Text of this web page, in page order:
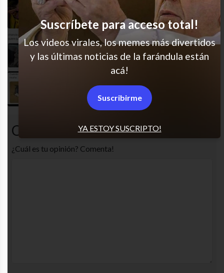
Ese momento glorioso
Pobrecito, dejalo jugar
El cansancio como estilo de vida
Comentarios
¿Cuál es tu opinión? Comenta!
YA ESTOY SUSCRIPTO!
Suscríbete para acceso total!
Los videos virales, los memes más divertidos
y las últimas noticias de la farándula están
acá!
Suscribirme